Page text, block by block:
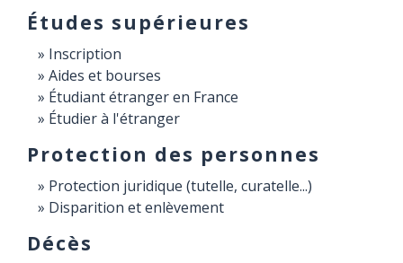
Études supérieures
Inscription
Aides et bourses
Étudiant étranger en France
Étudier à l'étranger
Protection des personnes
Protection juridique (tutelle, curatelle...)
Disparition et enlèvement
Décès